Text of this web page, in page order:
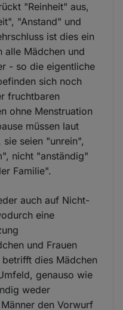
"Reinheit" aus,
"Anstand" und
ist dies ein
Mädchen und
- so die eigentliche
sich noch
fruchtbaren
ohne Menstruation
müssen laut
seien "unrein",
nicht "anständig"
Familie".
auch auf Nicht-
eine
und Frauen
dies Mädchen
genauso wie
weder
den Vorwurf